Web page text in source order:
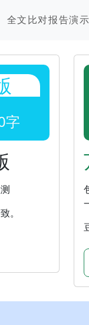
全文比对报告演示
字
。